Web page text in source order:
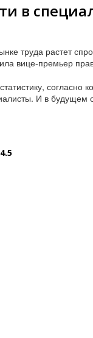
в
труда растет
вице-премьер
И в будущем
4.5